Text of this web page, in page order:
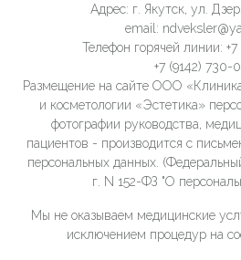
Адрес: г. Якутск, ул.
email:
Телефон горячей линии:
+7 (9142) 730-
Размещение на сайте ООО
и косметологии «Эстетика»
фотографии руководства,
пациентов - производится с
персональных данных.
г. N 152-ФЗ "О
Мы не оказываем медицинские
исключением процедур на